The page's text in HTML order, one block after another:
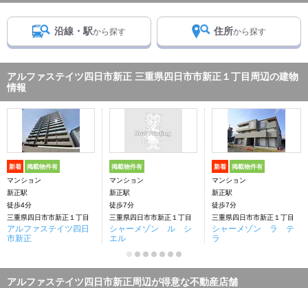
沿線・駅から探す 住所から探す
アルファステイツ四日市新正 三重県四日市市新正１丁目周辺の建物
情報
新着 掲載物件有
マンション
新正駅
徒歩4分
三重県四日市市新正１丁目
アルファステイツ四日
市新正
掲載物件有
マンション
新正駅
徒歩7分
三重県四日市市新正１丁目
シャーメゾン ル シ
エル
新着 掲載物件有
マンション
新正駅
徒歩7分
三重県四日市市新正１丁目
シャーメゾン ラ テ
ラ
アルファステイツ四日市新正周辺が得意な不動産店舗